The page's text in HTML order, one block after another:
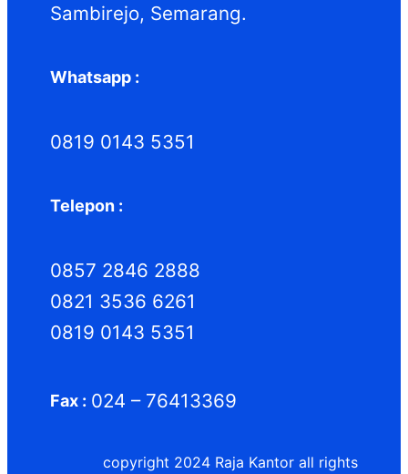
Sambirejo, Semarang.
Whatsapp :
0819 0143 5351
Telepon :
0857 2846 2888
0821 3536 6261
0819 0143 5351
Fax : 024 – 76413369
copyright 2024 Raja Kantor all rights